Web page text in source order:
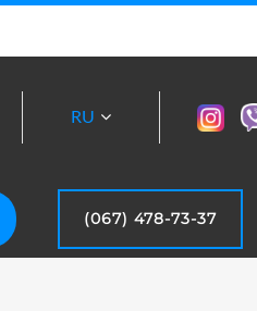
RU
(067) 478-73-37